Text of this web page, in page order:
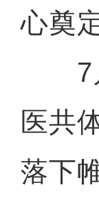
心奠
7月
医共
落下